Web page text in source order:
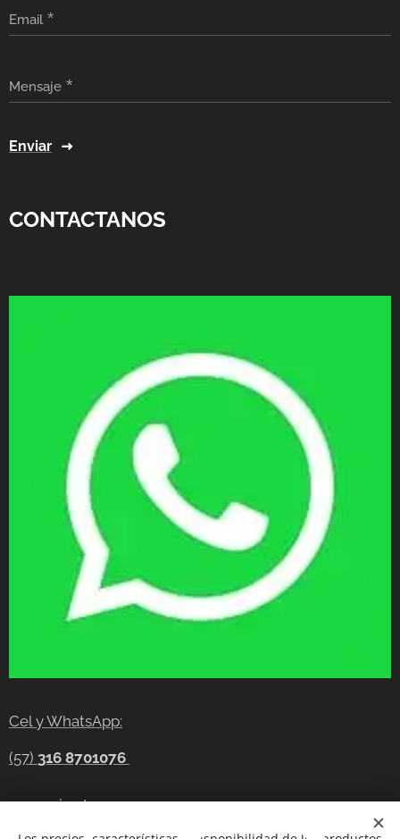
Email
Mensaje
Enviar
CONTACTANOS
Cel y WhatsApp:
(57) 316 8701076
gerencia@tecnocompras.com.co